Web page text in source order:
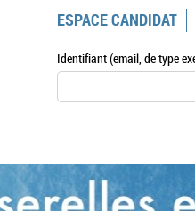
ESPACE CANDIDAT